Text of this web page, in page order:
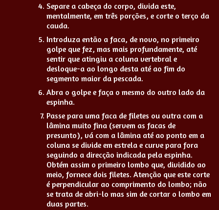
Separe a cabeça do corpo, divida este,
mentalmente, em três porções, e corte o terço da
cauda.
Introduza então a faca, de novo, no primeiro
golpe que fez, mas mais profundamente, até
sentir que atingiu a coluna vertebral e
desloque-a ao longo desta até ao fim do
segmento maior da pescada.
Abra o golpe e faça o mesmo do outro lado da
espinha.
Passe para uma faca de filetes ou outra com a
lâmina muito fina (servem as facas de
presunto), vá com a lâmina até ao ponto em a
coluna se divide em estrela e curve para fora
seguindo a direcção indicada pela espinha.
Obtém assim o primeiro lombo que, dividido ao
meio, fornece dois filetes. Atenção que este corte
é perpendicular ao comprimento do lombo; não
se trata de abri-lo mas sim de cortar o lombo em
duas partes.